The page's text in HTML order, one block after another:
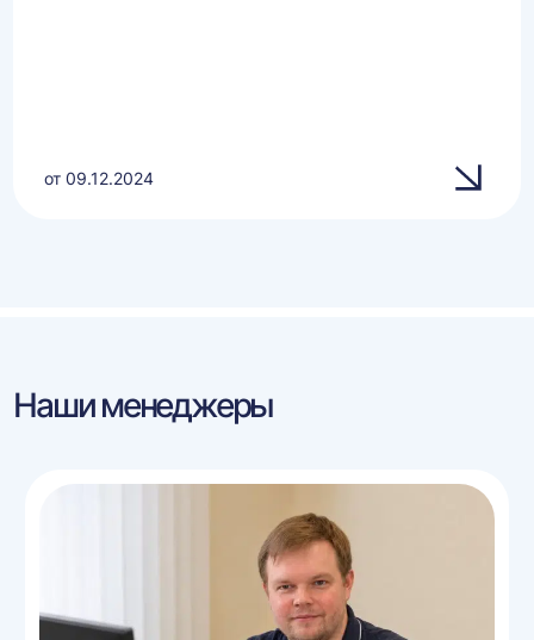
от 09.12.2024
Наши менеджеры